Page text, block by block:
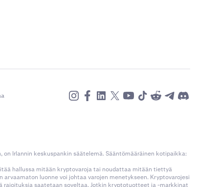
on Irlannin keskuspankin säätelemä. Sääntömääräinen kotipaikka:
hallussa mitään kryptovaroja tai noudattaa mitään tiettyä
luonne voi johtaa varojen menetykseen. Kryptovarojesi
rajoituksia saatetaan soveltaa. Jotkin kryptotuotteet ja -markkinat